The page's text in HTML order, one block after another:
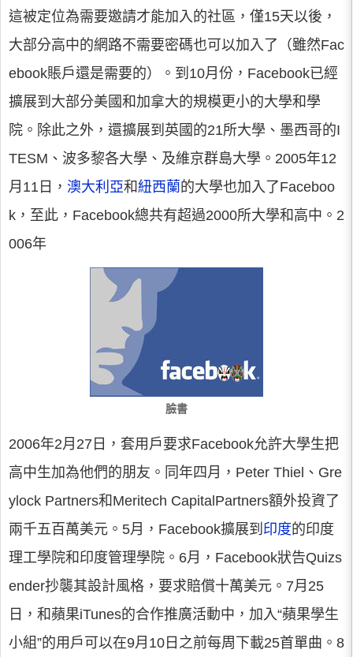
這被定位為需要邀請才能加入的社區，僅15天以後，
大部分高中的網路不需要密碼也可以加入了（雖然Fac
ebook賬戶還是需要的）。到10月份，Facebook已經
擴展到大部分美國和加拿大的規模更小的大學和學
院。除此之外，還擴展到英國的21所大學、墨西哥的I
TESM、波多黎各大學、及維京群島大學。2005年12
月11日， 澳大利亞和紐西蘭的大學也加入了Faceboo
k，至此，Facebook總共有超過2000所大學和高中。2
006年
臉書
2006年2月27日，套用戶要求Facebook允許大學生把
高中生加為他們的朋友。同年四月，Peter Thiel、Gre
ylock Partners和Meritech CapitalPartners額外投資了
兩千五百萬美元。5月，Facebook擴展到 印度的印度
理工學院和印度管理學院。6月，Facebook狀告Quizs
ender抄襲其設計風格，要求賠償十萬美元。7月25
日，和蘋果iTunes的合作推廣活動中，加入“蘋果學生
小組”的用戶可以在9月10日之前每周下載25首單曲。8